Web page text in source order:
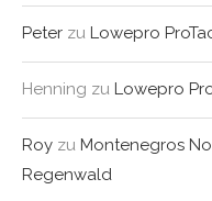
Peter zu Lowepro
Henning zu Lowepro
Roy zu Montenegros
Regenwald